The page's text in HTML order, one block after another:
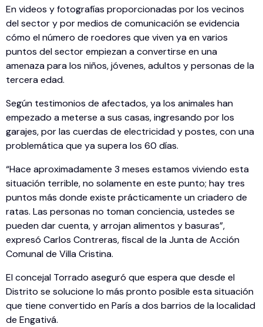
En videos y fotografías proporcionadas por los vecinos
del sector y por medios de comunicación se evidencia
cómo el número de roedores que viven ya en varios
puntos del sector empiezan a convertirse en una
amenaza para los niños, jóvenes, adultos y personas de la
tercera edad.
Según testimonios de afectados, ya los animales han
empezado a meterse a sus casas, ingresando por los
garajes, por las cuerdas de electricidad y postes, con una
problemática que ya supera los 60 días.
“Hace aproximadamente 3 meses estamos viviendo esta
situación terrible, no solamente en este punto; hay tres
puntos más donde existe prácticamente un criadero de
ratas. Las personas no toman conciencia, ustedes se
pueden dar cuenta, y arrojan alimentos y basuras”,
expresó Carlos Contreras, fiscal de la Junta de Acción
Comunal de Villa Cristina.
El concejal Torrado aseguró que espera que desde el
Distrito se solucione lo más pronto posible esta situación
que tiene convertido en París a dos barrios de la localidad
de Engativá.